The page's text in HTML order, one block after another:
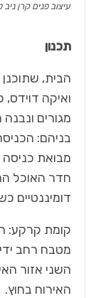
עיצוב פנים קרן
תכנון
הבית,
ואיקה
מגורים
בניהם:
מבואת
חדר האוכל
דומיננטיים
קומת קרקע:
מטבח רחב
השני אזור
האירוח בחוץ.